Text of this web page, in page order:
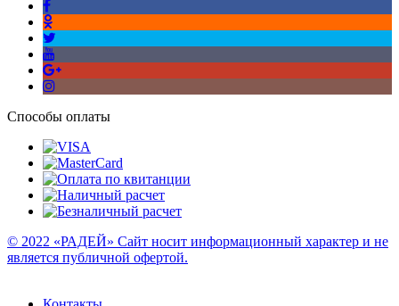
Способы оплаты
© 2022 «РАДЕЙ» Сайт носит информационный характер и не
является публичной офертой.